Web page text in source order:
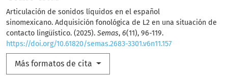
Articulación de sonidos líquidos en el español
sinomexicano. Adquisición fonológica de L2 en una situación de
contacto lingüístico. (2025). Semas, 6(11), 96-119.
https://doi.org/10.61820/semas.2683-3301.v6n11.157
Más formatos de cita